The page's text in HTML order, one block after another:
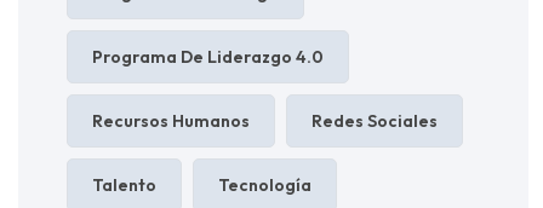
Programa De Liderazgo 4.0
Recursos Humanos Redes Sociales
Talento Tecnología